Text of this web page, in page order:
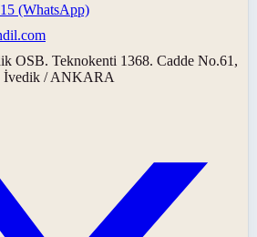
(WhatsApp)
OSB. Teknokenti 1368. Cadde No.61,
İvedik / ANKARA